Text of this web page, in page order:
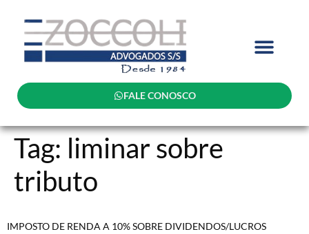
FALE CONOSCO
Tag: liminar sobre
tributo
IMPOSTO DE RENDA A 10% SOBRE DIVIDENDOS/LUCROS